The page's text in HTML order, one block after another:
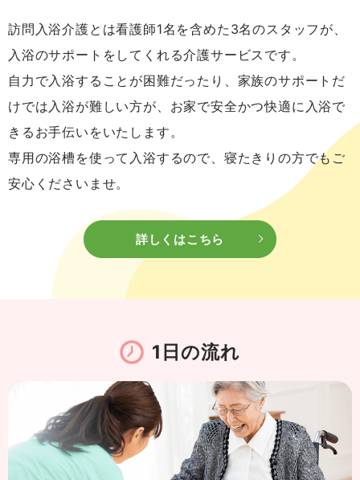
訪問入浴介護とは看護師1名を含めた3名のスタッフが、
入浴のサポートをしてくれる介護サービスです。
自力で入浴することが困難だったり、家族のサポートだ
けでは入浴が難しい方が、お家で安全かつ快適に入浴で
きるお手伝いをいたします。
専用の浴槽を使って入浴するので、寝たきりの方でもご
安心くださいませ。
詳しくはこちら
1日の流れ